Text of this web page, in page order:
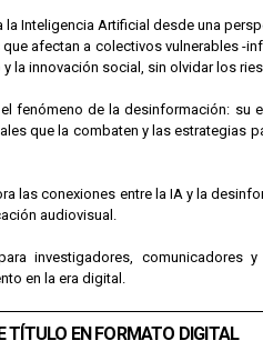
la Inteligencia Artificial desde una
afectan a colectivos vulnerables -
la innovación social, sin olvidar los
fenómeno de la desinformación:
que la combaten y las estrategias
las conexiones entre la IA y la
audiovisual.
investigadores, comunicadores
en la era digital.
TÍTULO EN FORMATO DIGITAL